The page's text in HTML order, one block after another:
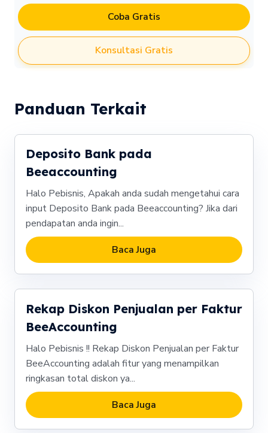
Coba Gratis
Konsultasi Gratis
Panduan Terkait
Deposito Bank pada
Beeaccounting
Halo Pebisnis, Apakah anda sudah mengetahui cara
input Deposito Bank pada Beeaccounting? Jika dari
pendapatan anda ingin...
Baca Juga
Rekap Diskon Penjualan per Faktur
BeeAccounting
Halo Pebisnis !! Rekap Diskon Penjualan per Faktur
BeeAccounting adalah fitur yang menampilkan
ringkasan total diskon ya...
Baca Juga